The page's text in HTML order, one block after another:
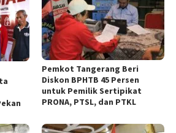
Pemkot Tangerang Beri
Diskon BPHTB 45 Persen
untuk Pemilik Sertipikat
PRONA, PTSL, dan PTKL